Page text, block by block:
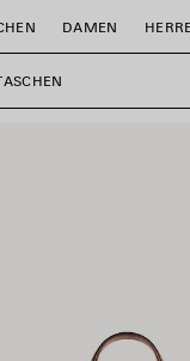
DAMEN